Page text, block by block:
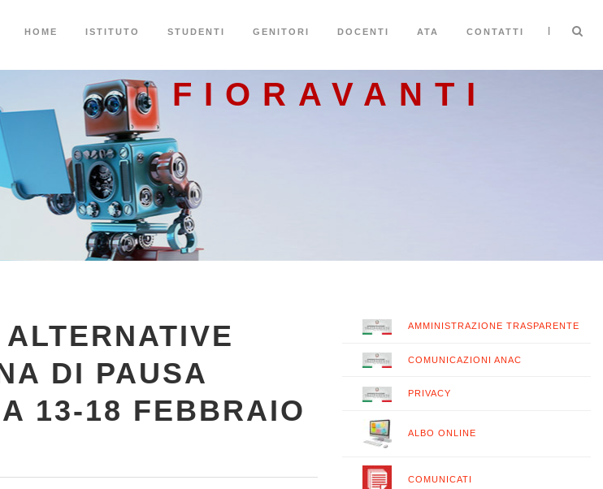
HOME ISTITUTO STUDENTI GENITORI DOCENTI ATA CONTATTI |
FIORAVANTI
DI PAUSA
13-18 FEBBRAIO
AMMINISTRAZIONE TRASPARENTE
COMUNICAZIONI ANAC
PRIVACY
ALBO ONLINE
COMUNICATI